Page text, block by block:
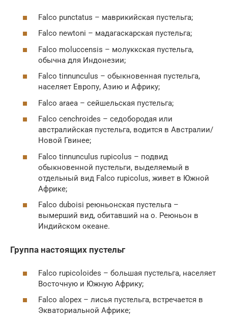
Falco punctatus – маврикийская пустельга;
Falco newtoni – мадагаскарская пустельга;
Falco moluccensis – молуккская пустельга,
обычна для Индонезии;
Falco tinnunculus – обыкновенная пустельга,
населяет Европу, Азию и Африку;
Falco araea – сейшельская пустельга;
Falco cenchroides – седобородая или
австралийская пустельга, водится в Австралии/
Новой Гвинее;
Falco tinnunculus rupicolus – подвид
обыкновенной пустельги, выделяемый в
отдельный вид Falco rupicolus, живет в Южной
Африке;
Falco duboisi реюньонская пустельга –
вымерший вид, обитавший на о. Реюньон в
Индийском океане.
Группа настоящих пустельг
Falco rupicoloides – большая пустельга, населяет
Восточную и Южную Африку;
Falco alopex – лисья пустельга, встречается в
Экваториальной Африке;